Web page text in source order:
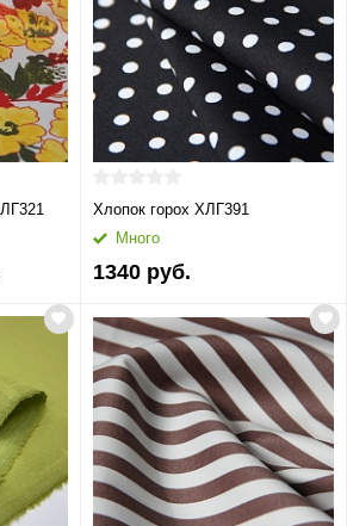
Хлопок горох ХЛГ391
Много
1340 руб.